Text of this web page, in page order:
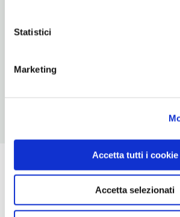
Statistici
Marketing
Accetta tutti i cookie
Accetta selezionati
Chiusura: gennaio chiuso periodo
periodo variabile